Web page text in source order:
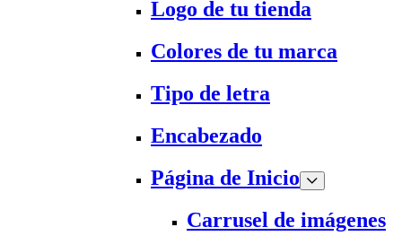
Logo de tu tienda
Colores de tu marca
Tipo de letra
Encabezado
Página de Inicio
Carrusel de imágenes